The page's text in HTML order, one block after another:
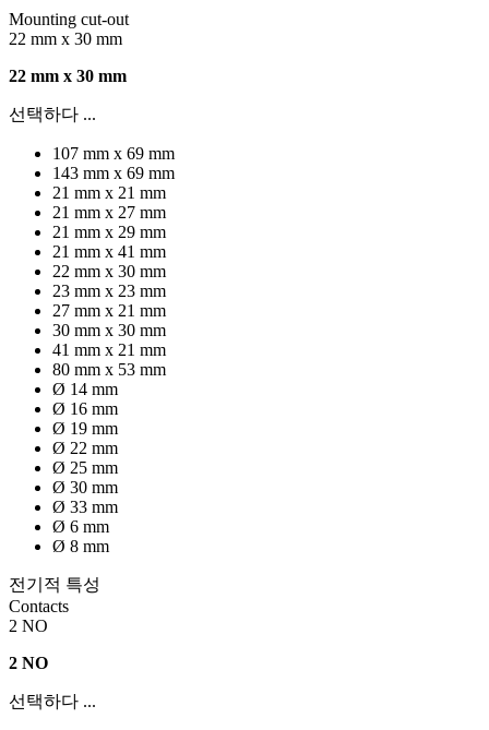
Mounting cut-out
22 mm x 30 mm
22 mm x 30 mm
선택하다 ...
107 mm x 69 mm
143 mm x 69 mm
21 mm x 21 mm
21 mm x 27 mm
21 mm x 29 mm
21 mm x 41 mm
22 mm x 30 mm
23 mm x 23 mm
27 mm x 21 mm
30 mm x 30 mm
41 mm x 21 mm
80 mm x 53 mm
Ø 14 mm
Ø 16 mm
Ø 19 mm
Ø 22 mm
Ø 25 mm
Ø 30 mm
Ø 33 mm
Ø 6 mm
Ø 8 mm
전기적 특성
Contacts
2 NO
2 NO
선택하다 ...